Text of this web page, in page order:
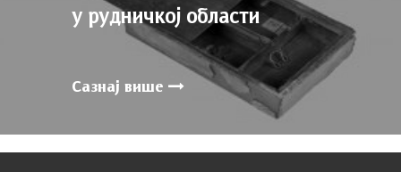
у рудничкој области
Сазнај више